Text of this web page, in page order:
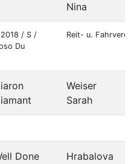
Nina
/ S /
Du
Reit- u.
Weiser
Sarah
Done
Hrabalova